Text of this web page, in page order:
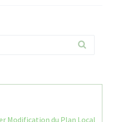
Modification du Plan Local